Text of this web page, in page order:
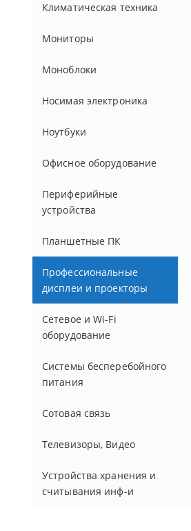
Климатическая техника
Мониторы
Моноблоки
Носимая электроника
Ноутбуки
Офисное оборудование
Периферийные
устройства
Планшетные ПК
Профессиональные
дисплеи и проекторы
Сетевое и Wi-Fi
оборудование
Системы бесперебойного
питания
Сотовая связь
Телевизоры, Видео
Устройства хранения и
считывания инф-и